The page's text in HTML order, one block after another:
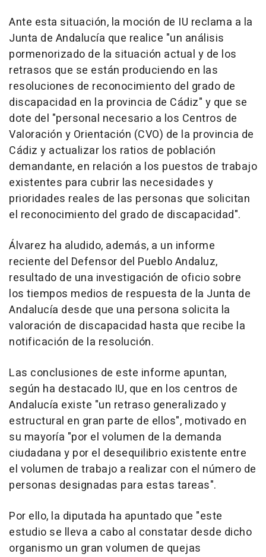
Ante esta situación, la moción de IU reclama a la
Junta de Andalucía que realice "un análisis
pormenorizado de la situación actual y de los
retrasos que se están produciendo en las
resoluciones de reconocimiento del grado de
discapacidad en la provincia de Cádiz" y que se
dote del "personal necesario a los Centros de
Valoración y Orientación (CVO) de la provincia de
Cádiz y actualizar los ratios de población
demandante, en relación a los puestos de trabajo
existentes para cubrir las necesidades y
prioridades reales de las personas que solicitan
el reconocimiento del grado de discapacidad".
Álvarez ha aludido, además, a un informe
reciente del Defensor del Pueblo Andaluz,
resultado de una investigación de oficio sobre
los tiempos medios de respuesta de la Junta de
Andalucía desde que una persona solicita la
valoración de discapacidad hasta que recibe la
notificación de la resolución.
Las conclusiones de este informe apuntan,
según ha destacado IU, que en los centros de
Andalucía existe "un retraso generalizado y
estructural en gran parte de ellos", motivado en
su mayoría "por el volumen de la demanda
ciudadana y por el desequilibrio existente entre
el volumen de trabajo a realizar con el número de
personas designadas para estas tareas".
Por ello, la diputada ha apuntado que "este
estudio se lleva a cabo al constatar desde dicho
organismo un gran volumen de quejas